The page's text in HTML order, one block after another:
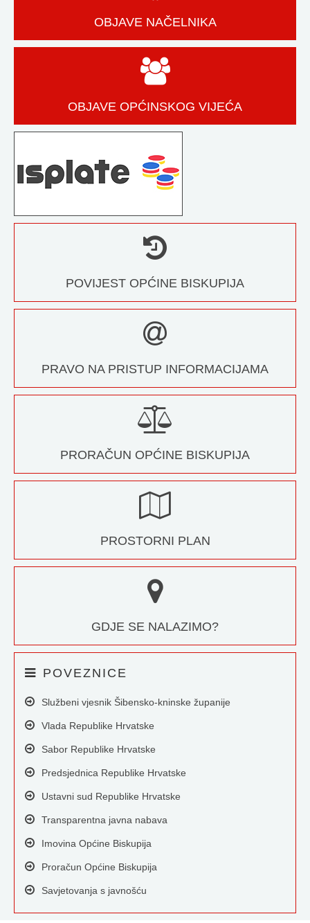
OBJAVE NAČELNIKA
OBJAVE OPĆINSKOG VIJEĆA
POVIJEST OPĆINE BISKUPIJA
PRAVO NA PRISTUP INFORMACIJAMA
PRORAČUN OPĆINE BISKUPIJA
PROSTORNI PLAN
GDJE SE NALAZIMO?
POVEZNICE
Službeni vjesnik Šibensko-kninske županije
Vlada Republike Hrvatske
Sabor Republike Hrvatske
Predsjednica Republike Hrvatske
Ustavni sud Republike Hrvatske
Transparentna javna nabava
Imovina Općine Biskupija
Proračun Općine Biskupija
Savjetovanja s javnošću